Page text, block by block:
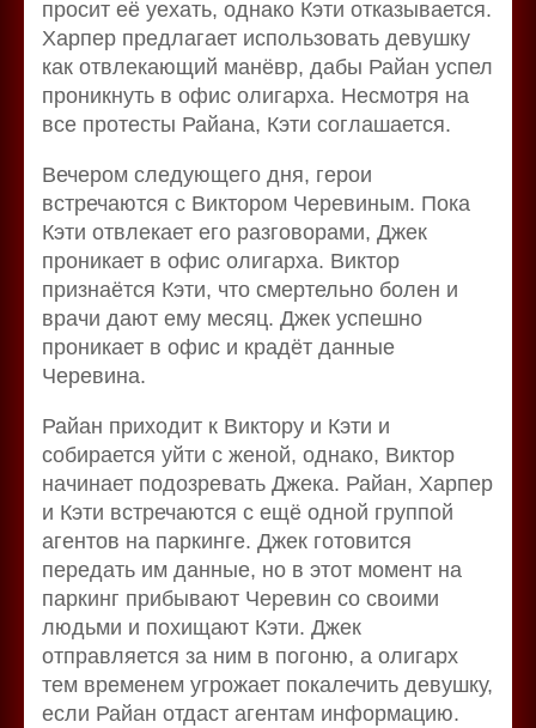
просит её уехать, однако Кэти отказывается.
Харпер предлагает использовать девушку
как отвлекающий манёвр, дабы Райан успел
проникнуть в офис олигарха. Несмотря на
все протесты Райана, Кэти соглашается.
Вечером следующего дня, герои
встречаются с Виктором Черевиным. Пока
Кэти отвлекает его разговорами, Джек
проникает в офис олигарха. Виктор
признаётся Кэти, что смертельно болен и
врачи дают ему месяц. Джек успешно
проникает в офис и крадёт данные
Черевина.
Райан приходит к Виктору и Кэти и
собирается уйти с женой, однако, Виктор
начинает подозревать Джека. Райан, Харпер
и Кэти встречаются с ещё одной группой
агентов на паркинге. Джек готовится
передать им данные, но в этот момент на
паркинг прибывают Черевин со своими
людьми и похищают Кэти. Джек
отправляется за ним в погоню, а олигарх
тем временем угрожает покалечить девушку,
если Райан отдаст агентам информацию.